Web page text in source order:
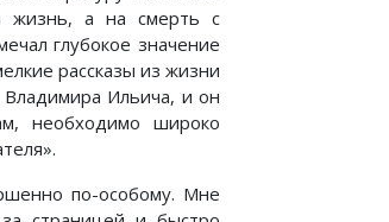
жизнь, а на смерть с
глубокое значение
рассказы из жизни
Владимира Ильича, и он
необходимо широко
по-особому. Мне